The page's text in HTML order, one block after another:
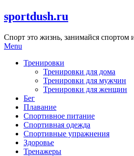
Skip
to
sportdush.ru
Спорт это жизнь, занимайся спортом
Menu
Тренировки
Тренировки для дома
Тренировки для мужчин
Тренировки для женщин
Бег
Плавание
Спортивное питание
Спортивная одежда
Спортивные упражнения
Здоровье
Тренажеры